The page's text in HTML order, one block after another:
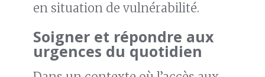
en situation de vulnérabilité.
Soigner et répondre aux
urgences du quotidien